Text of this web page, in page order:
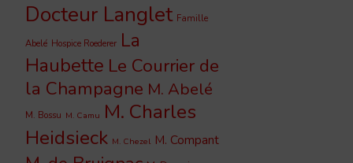
Docteur Langlet Famille
Abelé Hospice Roederer La
Haubette Le Courrier de
la Champagne M. Abelé
M. Bossu M. Camu M. Charles
Heidsieck M. Chezel M. Compant